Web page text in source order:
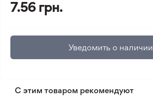
7.56 грн.
Уведомить о наличии
С этим товаром рекомендуют